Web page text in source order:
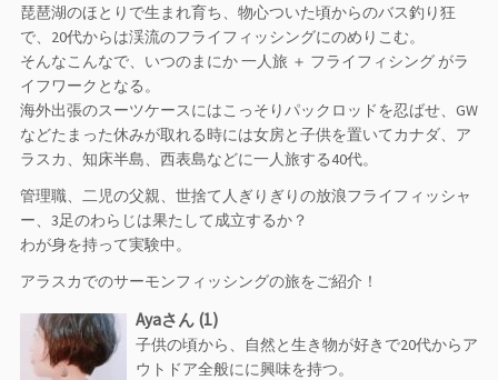
琵琶湖のほとりで生まれ育ち、物心ついた頃からのバス釣り狂
で、20代からは渓流のフライフィッシングにのめりこむ。
そんなこんなで、いつのまにか 一人旅 ＋ フライフィシング がラ
イフワークとなる。
海外出張のスーツケースにはこっそりパックロッドを忍ばせ、GW
などたまった休みが取れる時には女房と子供を置いてカナダ、ア
ラスカ、知床半島、西表島などに一人旅する40代。
管理職、二児の父親、世捨て人ぎりぎりの放浪フライフィッシャ
ー、3足のわらじは果たして成立するか？
わが身を持って実験中。
アラスカでのサーモンフィッシングの旅をご紹介！
Ayaさん (1)
子供の頃から、自然と生き物が好きで20代からア
ウトドア全般にに興味を持つ。